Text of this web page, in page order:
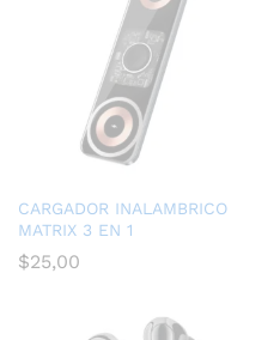
CARGADOR INALAMBRICO
MATRIX 3 EN 1
$25,00